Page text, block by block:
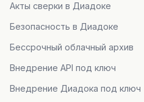
Акты сверки в Диадоке
Безопасность в Диадоке
Бессрочный облачный архив
Внедрение API под ключ
Внедрение Диадока под ключ